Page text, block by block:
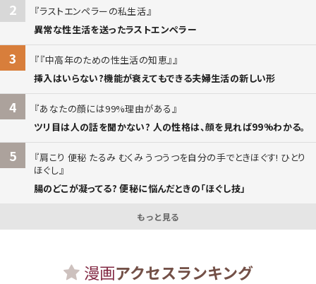
2
ラストエンペラーの私生活
異常な性生活を送ったラストエンペラー
3
『中高年のための性生活の知恵』
挿入はいらない?機能が衰えてもできる夫婦生活の新しい形
4
あなたの顔には99%理由がある
ツリ目は人の話を聞かない? 人の性格は、顔を見れば99%わかる。
5
肩こり 便秘 たるみ むくみ うつうつを自分の手でときほぐす! ひとり
ほぐし
腸のどこが凝ってる? 便秘に悩んだときの「ほぐし技」
もっと見る
漫画アクセスランキング